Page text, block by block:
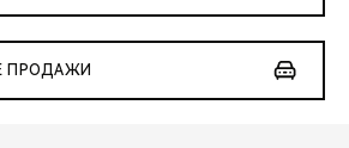
ПРОДАЖИ